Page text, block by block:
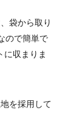
袋から取り
ので簡単で
に収まりま
を採用して